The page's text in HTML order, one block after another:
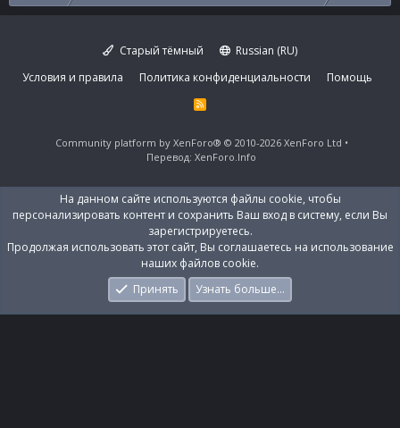
Старый тёмный
Russian (RU)
Условия и правила
Политика конфиденциальности Помощь
R
S
Community platform by XenForo® © 2010-2026 XenForo Ltd
Перевод: XenForo.Info